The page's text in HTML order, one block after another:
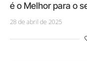
é o Melhor para o
28 de abril de 2025